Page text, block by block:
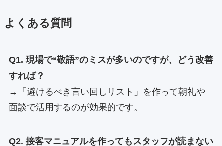
よくある質問
Q1. 現場で“敬語”のミスが多いのですが、どう改善
すれば？
→「避けるべき言い回しリスト」を作って朝礼や
面談で活用するのが効果的です。
Q2. 接客マニュアルを作ってもスタッフが読まない